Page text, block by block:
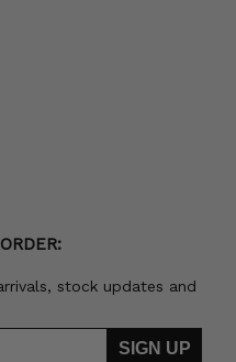
stock updates and
SIGN UP